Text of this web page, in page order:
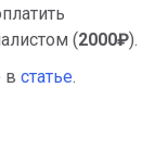
(2000₽).
в статье.